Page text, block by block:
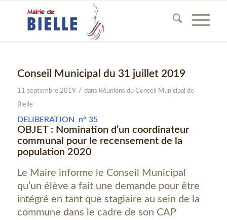
Conseil Municipal du 31 juillet 2019
11 septembre 2019 / dans Réunions du Conseil Municipal de
Bielle
DELIBERATION n° 35
OBJET : Nomination d’un coordinateur
communal pour le recensement de la
population 2020
Le Maire informe le Conseil Municipal
qu’un élève a fait une demande pour être
intégré en tant que stagiaire au sein de la
commune dans le cadre de son CAP